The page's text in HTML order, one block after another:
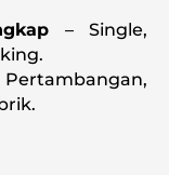
– Single,